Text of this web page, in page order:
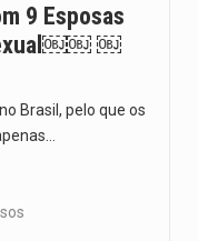
9 Esposas
￼
Brasil, pelo que os